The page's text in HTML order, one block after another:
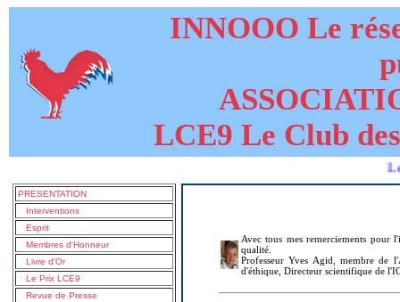
INNOOO Le
LCE9 Le Club
Le livre de
PRESENTATION
Interventions
Esprit
Membres d'Honneur
Livre d'Or
Le Prix LCE9
Revue de Presse
Avec tous mes remerciements pour
qualité.
Professeur Yves Agid, membre de
d'éthique, Directeur scientifique de